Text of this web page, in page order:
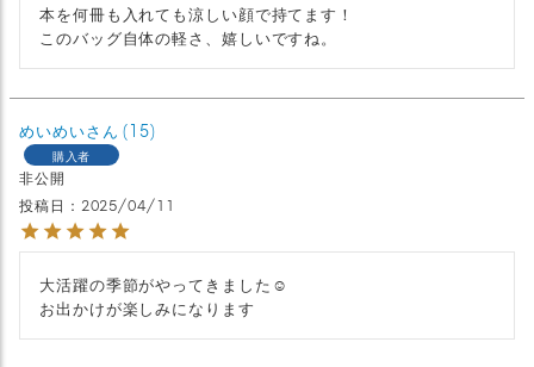
本を何冊も入れても涼しい顔で持てます！
このバッグ自体の軽さ、嬉しいですね。
めいめい 15
購入者
非公開
投稿日
2025/04/11
大活躍の季節がやってきました☺︎
お出かけが楽しみになります